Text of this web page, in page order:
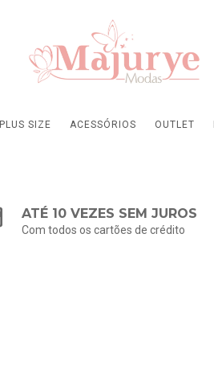
PLUS SIZE ACESSÓRIOS OUTLET
ATÉ 10 VEZES SEM JUROS
Com todos os cartões de crédito